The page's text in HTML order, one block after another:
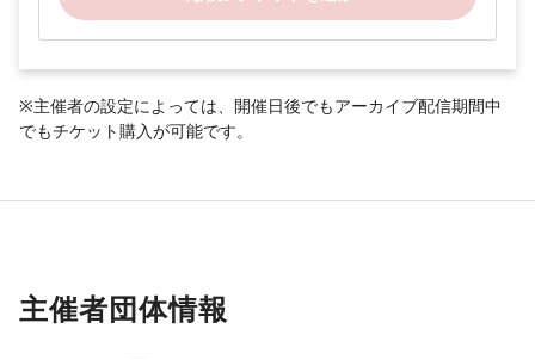
※主催者の設定によっては、開催日後でもアーカイブ配信期間中
でもチケット購入が可能です。
主催者団体情報